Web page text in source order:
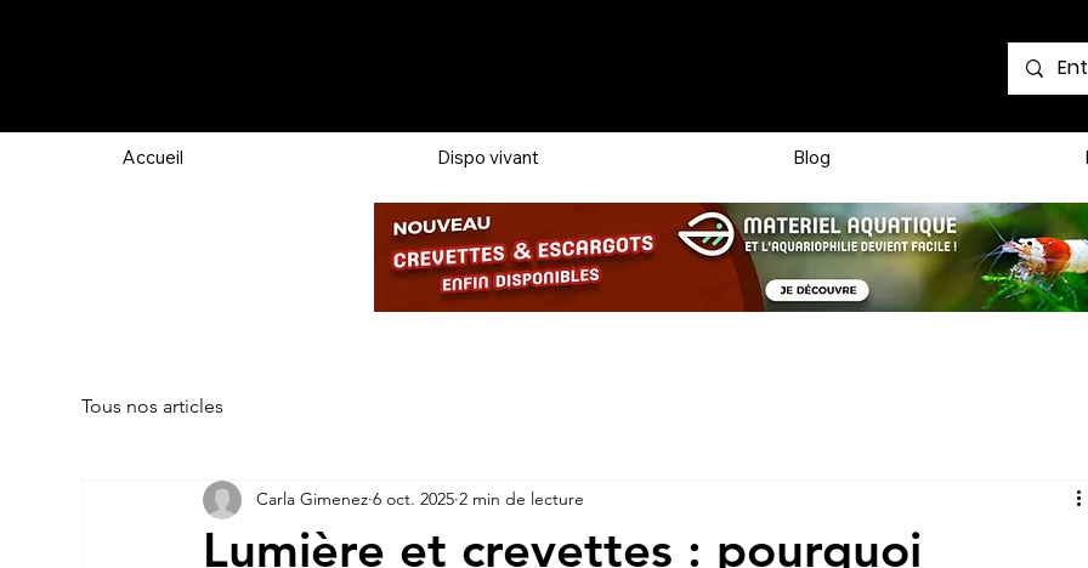
Accueil Dispo vivant Blog
Tous nos articles
Lumière et crevettes : pourquoi
Carla Gimenez 6 oct. 2025 2 min de lecture